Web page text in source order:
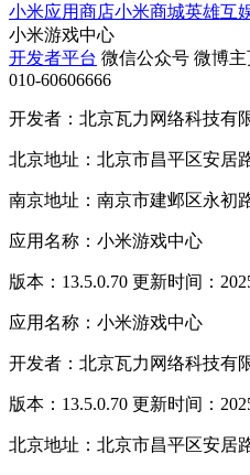
小米应用商店小米商城英雄互
小米游戏中心
开发者平台 微信公众号 微博主
010-60606666
开发者：北京瓦力网络科技有
北京地址：北京市昌平区安居
南京地址：南京市建邺区永初
应用名称：小米游戏中心
版本：13.5.0.70 更新时间：
应用名称：小米游戏中心
开发者：北京瓦力网络科技有
版本：13.5.0.70 更新时间：
北京地址：北京市昌平区安居